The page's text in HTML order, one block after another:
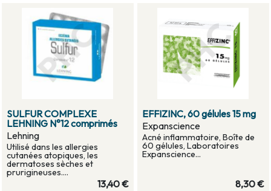
SULFUR COMPLEXE
LEHNING N°12 comprimés
Lehning
Utilisé dans les allergies
cutanées atopiques, les
dermatoses sèches et
prurigineuses....
13,40 €
EFFIZINC, 60 gélules 15 mg
Expanscience
Acné inflammatoire, Boîte de
60 gélules, Laboratoires
Expanscience...
8,30 €